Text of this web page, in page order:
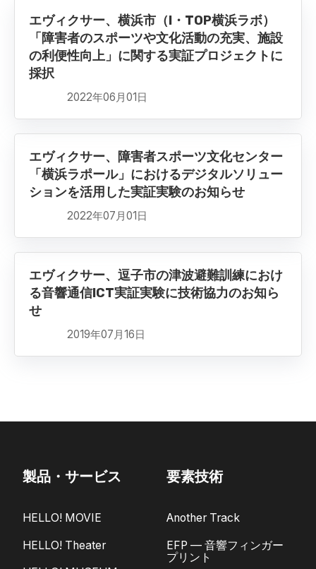
エヴィクサー、横浜市（I・TOP横浜ラボ）
「障害者のスポーツや文化活動の充実、施設
の利便性向上」に関する実証プロジェクトに
採択
2022年06月01日
エヴィクサー、障害者スポーツ文化センター
「横浜ラポール」におけるデジタルソリュー
ションを活用した実証実験のお知らせ
2022年07月01日
エヴィクサー、逗子市の津波避難訓練におけ
る音響通信ICT実証実験に技術協力のお知ら
せ
2019年07月16日
製品・サービス
HELLO! MOVIE
HELLO! Theater
要素技術
Another Track
EFP — 音響フィンガー
プリント